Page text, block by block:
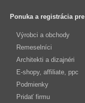
Ponuka a registrácia pre
Výrobci a obchody
Remeselníci
Architekti a dizajnéri
E-shopy, affiliate, ppc
Podmienky
Pridať firmu